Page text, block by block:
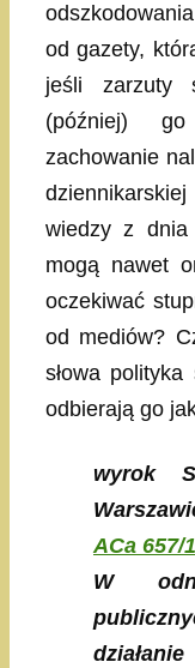
od gazety,
jeśli zarzuty
(później)
zachowanie
wiedzy z
mogą nawet
oczekiwać
od mediów?
słowa
odbierają go
wyrok
ACa 657/
W